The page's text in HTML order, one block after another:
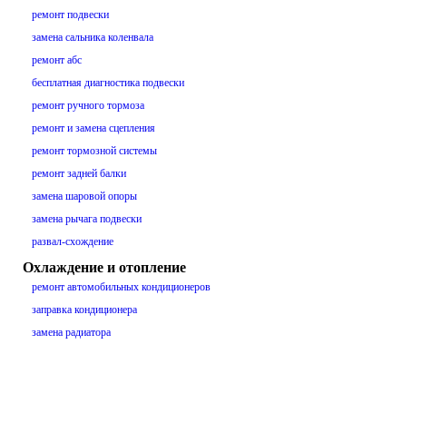
ремонт подвески
замена сальника коленвала
ремонт абс
бесплатная диагностика подвески
ремонт ручного тормоза
ремонт и замена сцепления
ремонт тормозной системы
ремонт задней балки
замена шаровой опоры
замена рычага подвески
развал-схождение
Охлаждение и отопление
ремонт автомобильных кондиционеров
заправка кондиционера
замена радиатора